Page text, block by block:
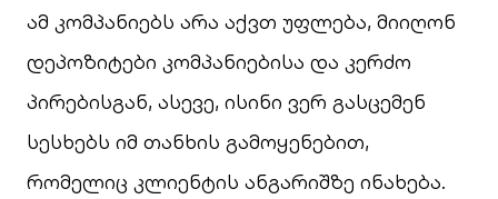
ამ კომპანიებს არა აქვთ უფლება, მიიღონ
დეპოზიტები კომპანიებისა და კერძო
პირებისგან, ასევე, ისინი ვერ გასცემენ
სესხებს იმ თანხის გამოყენებით,
რომელიც კლიენტის ანგარიშზე ინახება.